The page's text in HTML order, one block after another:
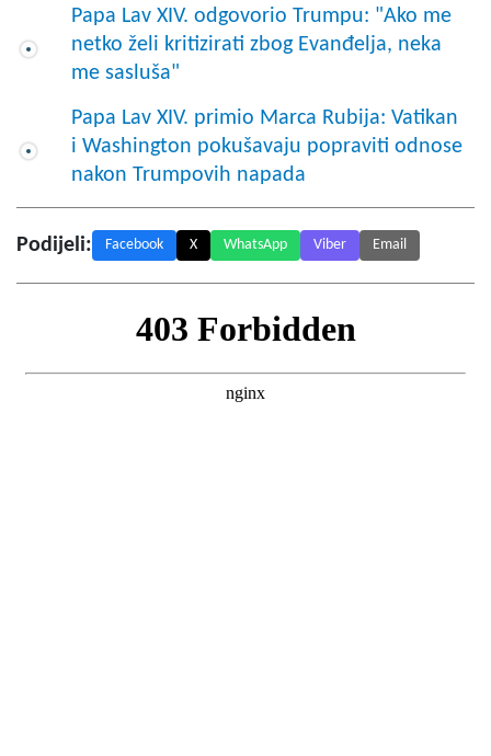
Papa Lav XIV. odgovorio Trumpu: "Ako me
netko želi kritizirati zbog Evanđelja, neka
me sasluša"
Papa Lav XIV. primio Marca Rubija: Vatikan
i Washington pokušavaju popraviti odnose
nakon Trumpovih napada
Podijeli: Facebook X WhatsApp Viber Email